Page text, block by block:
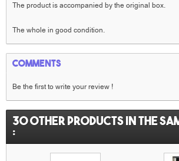
The product is accompanied by the original box.
The whole in good condition.
Comments
Be the first to write your review !
30 other products in the
: